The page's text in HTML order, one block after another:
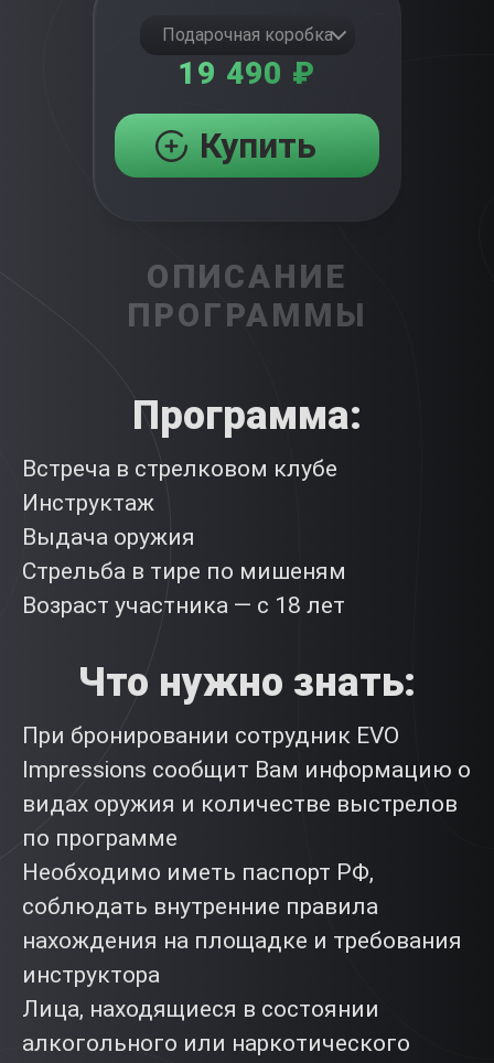
Подарочная коробка
19 490 ₽
Купить
ОПИСАНИЕ
ПРОГРАММЫ
Программа:
Встреча в стрелковом клубе
Инструктаж
Выдача оружия
Стрельба в тире по мишеням
Возраст участника — с 18 лет
Что нужно знать:
При бронировании сотрудник EVO
Impressions сообщит Вам информацию о
видах оружия и количестве выстрелов
по программе
Необходимо иметь паспорт РФ,
соблюдать внутренние правила
нахождения на площадке и требования
инструктора
Лица, находящиеся в состоянии
алкогольного или наркотического